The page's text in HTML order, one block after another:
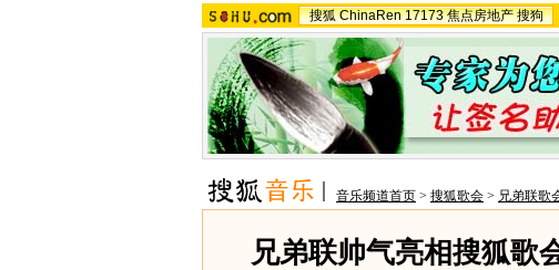
搜狐 ChinaRen 17173 焦点房地产 搜狗
音乐频道首页 > 搜狐歌会 > 兄弟联歌
兄弟联帅气亮相搜狐歌